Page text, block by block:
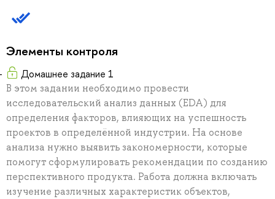
Элементы контроля
Домашнее задание 1
В этом задании необходимо провести
исследовательский анализ данных (EDA) для
определения факторов, влияющих на успешность
проектов в определённой индустрии. На основе
анализа нужно выявить закономерности, которые
помогут сформулировать рекомендации по созданию
перспективного продукта. Работа должна включать
изучение различных характеристик объектов,